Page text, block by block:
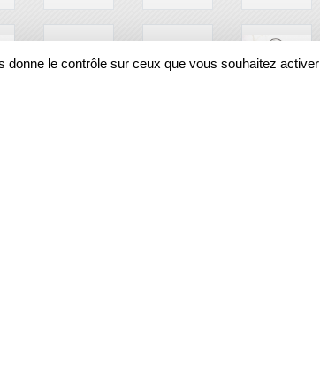
donne le contrôle sur ceux que vous souhaitez activer